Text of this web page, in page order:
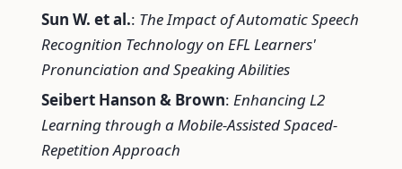
Sun W. et al.: The Impact of Automatic Speech
Recognition Technology on EFL Learners'
Pronunciation and Speaking Abilities
Seibert Hanson & Brown: Enhancing L2
Learning through a Mobile-Assisted Spaced-
Repetition Approach